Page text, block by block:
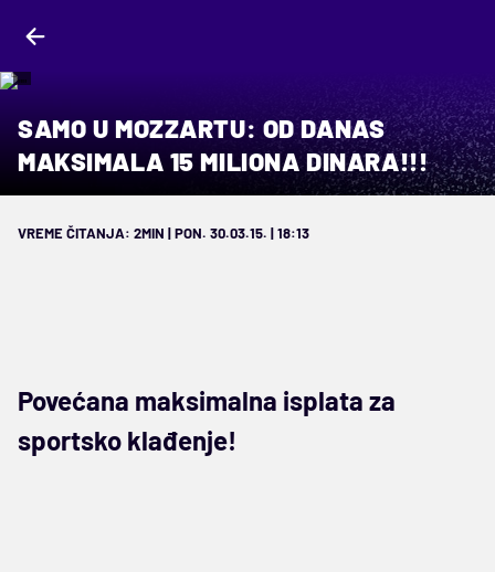
""
SAMO U MOZZARTU: OD DANAS
MAKSIMALA 15 MILIONA DINARA!!!
VREME ČITANJA: 2MIN | PON. 30.03.15. | 18:13
Povećana maksimalna isplata za
sportsko klađenje!